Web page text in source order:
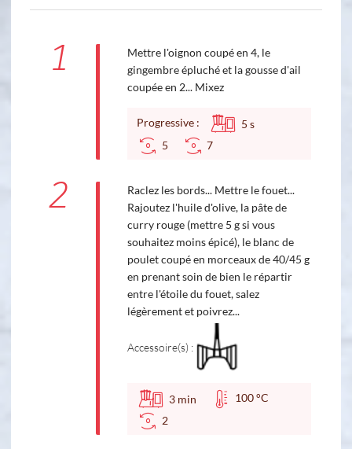
1
Mettre l'oignon coupé en 4, le
gingembre épluché et la gousse d'ail
coupée en 2... Mixez
Progressive : 5 s
5
7
2
Raclez les bords... Mettre le fouet...
Rajoutez l'huile d'olive, la pâte de
curry rouge (mettre 5 g si vous
souhaitez moins épicé), le blanc de
poulet coupé en morceaux de 40/45 g
en prenant soin de bien le répartir
entre l'étoile du fouet, salez
légèrement et poivrez...
Accessoire(s) :
3 min
100 °C
2